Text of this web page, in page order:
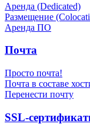
Аренда (Dedicated)
Размещение
Аренда ПО
Почта
Просто почта!
Почта в составе
Перенести почту
SSL-